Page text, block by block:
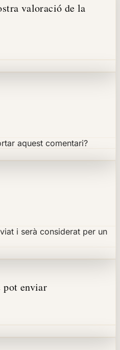
valoració de la
aquest comentari?
i serà considerat per un
pot enviar